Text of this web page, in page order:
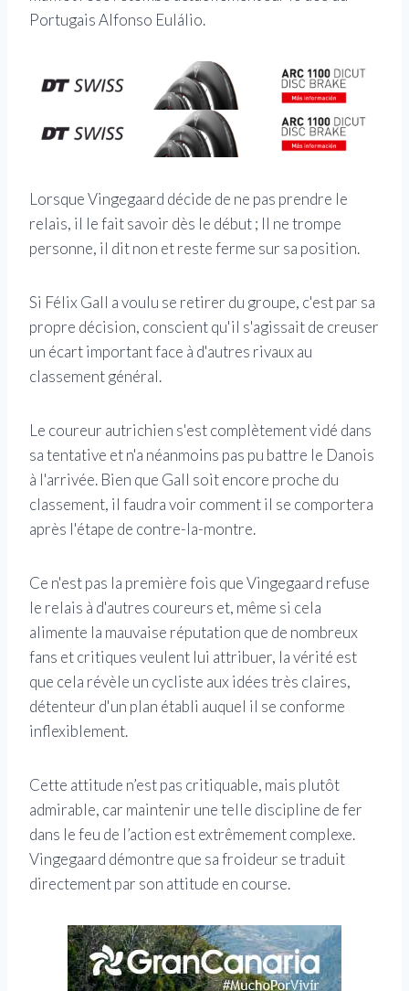
Portugais Alfonso Eulálio.
Lorsque Vingegaard décide de ne pas prendre le
relais, il le fait savoir dès le début ; Il ne trompe
personne, il dit non et reste ferme sur sa position.
Si Félix Gall a voulu se retirer du groupe, c'est par sa
propre décision, conscient qu'il s'agissait de creuser
un écart important face à d'autres rivaux au
classement général.
Le coureur autrichien s'est complètement vidé dans
sa tentative et n'a néanmoins pas pu battre le Danois
à l'arrivée. Bien que Gall soit encore proche du
classement, il faudra voir comment il se comportera
après l'étape de contre-la-montre.
Ce n'est pas la première fois que Vingegaard refuse
le relais à d'autres coureurs et, même si cela
alimente la mauvaise réputation que de nombreux
fans et critiques veulent lui attribuer, la vérité est
que cela révèle un cycliste aux idées très claires,
détenteur d'un plan établi auquel il se conforme
inflexiblement.
Cette attitude n’est pas critiquable, mais plutôt
admirable, car maintenir une telle discipline de fer
dans le feu de l’action est extrêmement complexe.
Vingegaard démontre que sa froideur se traduit
directement par son attitude en course.